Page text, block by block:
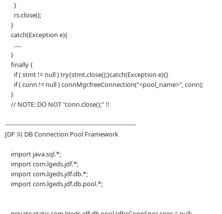
}
rs.close();
}
catch(Exception e){
.....
}
finally {
if ( stmt != null ) try{stmt.close();}catch(Exception e){}
if ( conn != null ) connMgr.freeConnection("<pool_name>", conn);
}
// NOTE: DO NOT "conn.close();" !!
------------------------------------------------------------------
JDF 의 DB Connection Pool Framework
import java.sql.*;
import com.lgeds.jdf.*;
import com.lgeds.jdf.db.*;
import com.lgeds.jdf.db.pool.*;